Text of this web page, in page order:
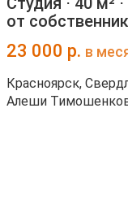
от
23 000 р. в
Красноярск,
Алеши